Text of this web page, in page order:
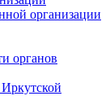
организации
органов